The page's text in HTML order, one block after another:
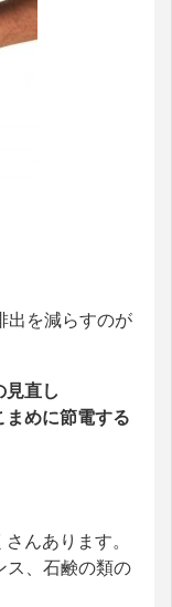
出を減らすのが
見直し
まめに節電する
んあります。
ス、石鹸の類の